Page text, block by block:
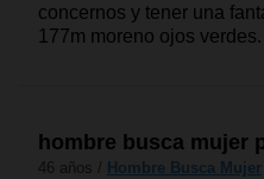
concernos y tener una
177m moreno ojos
hombre busca mujer
46 años / Hombre Busca Mujer